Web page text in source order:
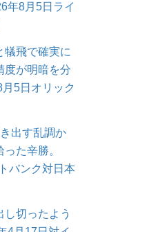
年8月5日ライ
犠飛で確実に
度が明暗を分
5日オリック
出す乱調か
た辛勝。
バンク対日本
切ったよう